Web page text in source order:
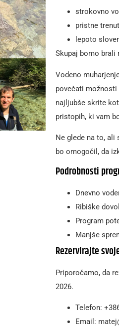
strokovno
pristne
lepoto
Skupaj bomo brali
Vodeno
povečati možnosti
najljubše skrite
pristopih, ki vam
Ne glede na to,
bo omogočil, da
Podrobnosti
Dnevno
Ribiške
Program
Manjše
Rezervirajte
Priporočamo, da
2026.
Telefon:
Email: